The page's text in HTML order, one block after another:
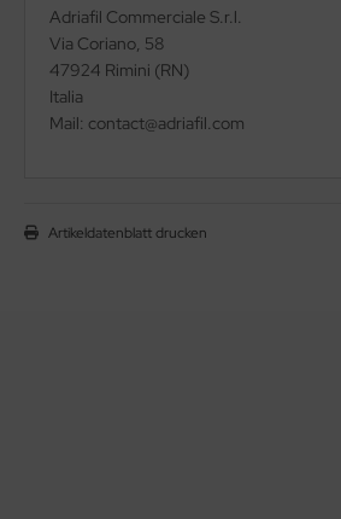
Adriafil Commerciale S.r.l.
Via Coriano, 58
47924 Rimini (RN)
Italia
Mail: contact@adriafil.com
Artikeldatenblatt drucken